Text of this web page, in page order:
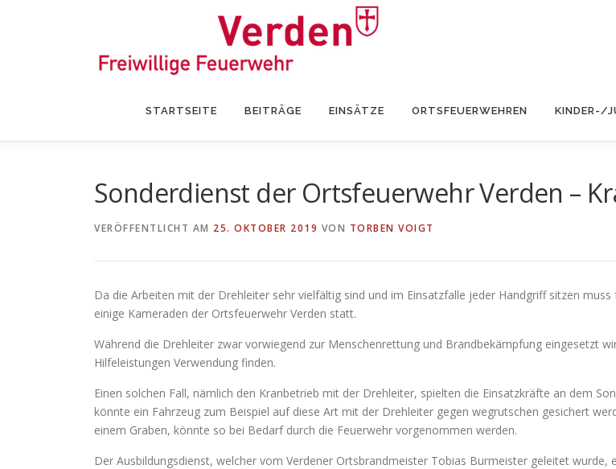
STARTSEITE BEITRÄGE EINSÄTZE ORTSFEUERWEHREN KINDER-/
Sonderdienst der Ortsfeuerwehr Verden –
VERÖFFENTLICHT AM 25. OKTOBER 2019 VON TORBEN VOIGT
Da die Arbeiten mit der Drehleiter sehr vielfältig sind und im Einsatzfalle jeder Handgriff sitzen
einige Kameraden der Ortsfeuerwehr Verden statt.
Während die Drehleiter zwar vorwiegend zur Menschenrettung und Brandbekämpfung eingesetzt
Hilfeleistungen Verwendung finden.
Einen solchen Fall, nämlich den Kranbetrieb mit der Drehleiter, spielten die Einsatzkräfte an dem
könnte ein Fahrzeug zum Beispiel auf diese Art mit der Drehleiter gegen wegrutschen gesichert
einem Graben, könnte so bei Bedarf durch die Feuerwehr vorgenommen werden.
Der Ausbildungsdienst, welcher vom Verdener Ortsbrandmeister Tobias Burmeister geleitet